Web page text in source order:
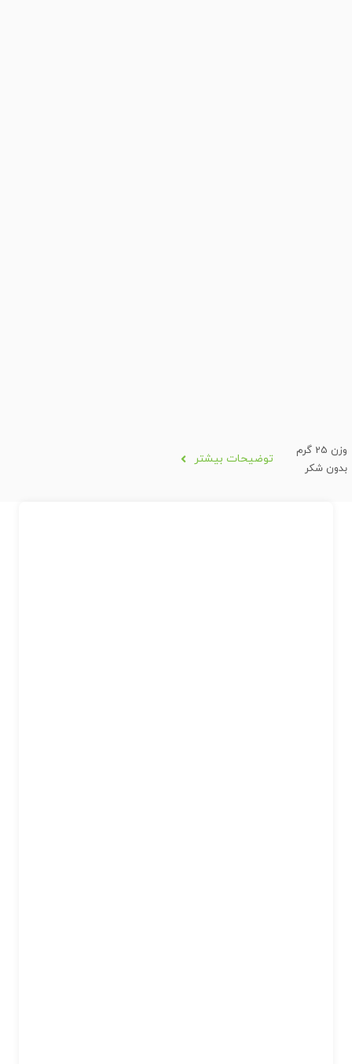
وزن 25 گرم
بدون شکر
توضیحات بیشتر